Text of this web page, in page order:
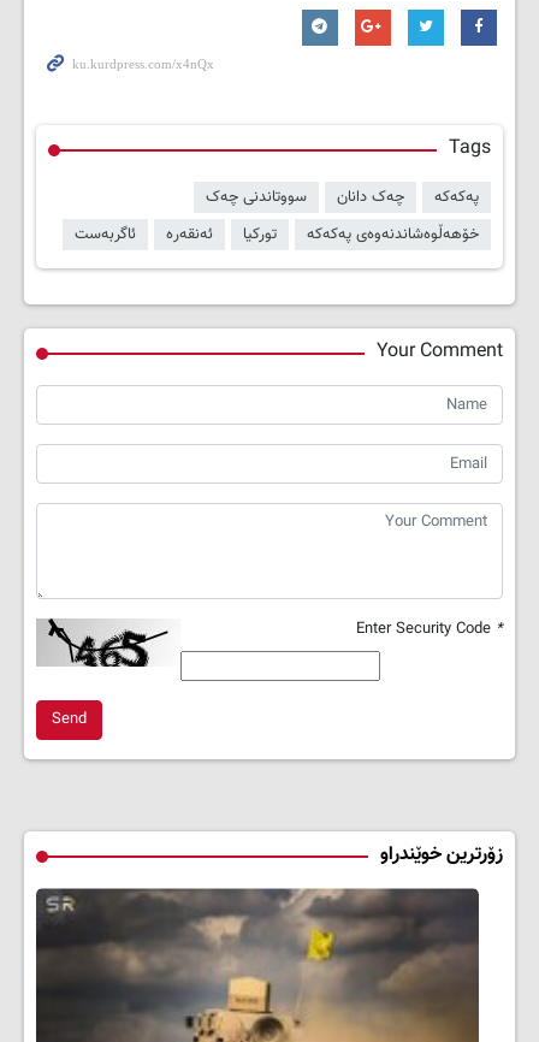
Tags
پەکەکە چەک دانان
سووتاندنی چەک
خۆهەڵوەشاندنەوەی پەکەکە
تورکیا ئەنقەرە ئاگربەست
Your Comment
*
Send
زۆرترین خوێندراو